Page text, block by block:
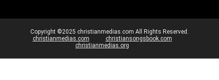
Copyright ©2025 christianmedias.com All Rights Reserved.
christianmedias.com
christiansongsbook.com
christianmedias.org